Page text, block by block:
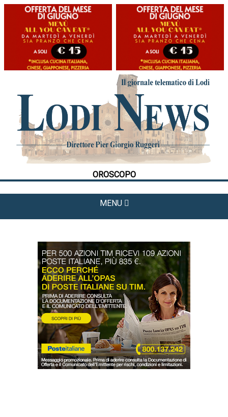
OROSCOPO
MENU
HOME
CRONACA
POLITICA
LA FOTO
METEO
CULTURA
DAL TERRITORIO
OROSCOPO
LA PIAZZA
ANIMALI
OCCHIO ALLA TRUFFA
NECROLOGI